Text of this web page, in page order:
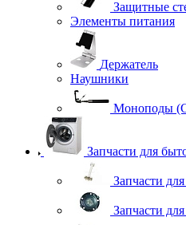
Защитные
Элементы питания
Держатель
Наушники
Моноподы
Запчасти для
Запчасти
Запчасти